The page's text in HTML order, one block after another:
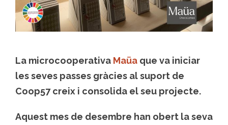
La microcooperativa Maüa que va iniciar
les seves passes gràcies al suport de
Coop57 creix i consolida el seu projecte.
Aquest mes de desembre han obert la seva